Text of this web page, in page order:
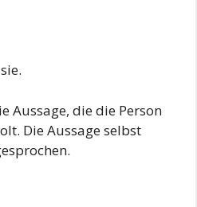
Aussage, die die Person
Die Aussage selbst